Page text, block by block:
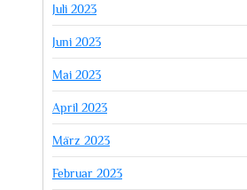
Juli 2023
Juni 2023
Mai 2023
April 2023
März 2023
Februar 2023